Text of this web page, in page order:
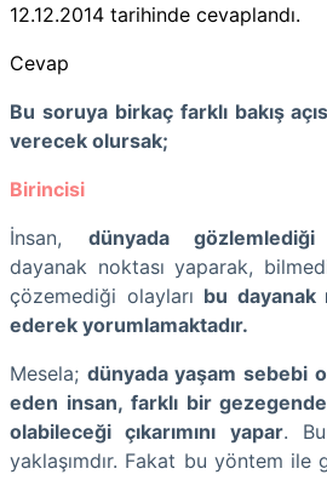
12.12.2014 tarihinde cevaplandı.
Cevap
Bu soruya birkaç farklı bakış
verecek olursak;
Birincisi
İnsan, dünyada
dayanak noktası yaparak,
çözemediği olayları bu dayanak
ederek yorumlamaktadır.
Mesela; dünyada yaşam sebebi
eden insan, farklı bir
olabileceği çıkarımını yapar.
yaklaşımdır. Fakat bu yöntem